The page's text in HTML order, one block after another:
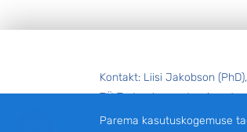
Kontakt: Liisi Jakobson (PhD),
TÜ Tartu observatoorium,
liisi.jakobson@ut.ee
Parema kasutuskogemuse